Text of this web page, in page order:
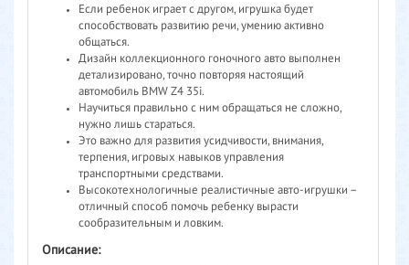
Если ребенок играет с другом, игрушка будет
способствовать развитию речи, умению активно
общаться.
Дизайн коллекционного гоночного авто выполнен
детализировано, точно повторяя настоящий
автомобиль BMW Z4 35i.
Научиться правильно с ним обращаться не сложно,
нужно лишь стараться.
Это важно для развития усидчивости, внимания,
терпения, игровых навыков управления
транспортными средствами.
Высокотехнологичные реалистичные авто-игрушки –
отличный способ помочь ребенку вырасти
сообразительным и ловким.
Описание: